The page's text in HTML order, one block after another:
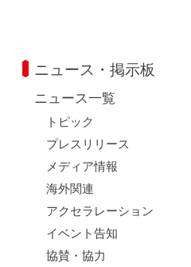
ニュース・掲示板
ニュース一覧
トピック
プレスリリース
メディア情報
海外関連
アクセラレーション
イベント告知
協賛・協力